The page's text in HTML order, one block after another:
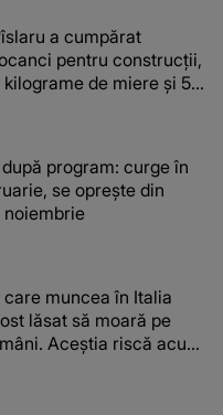
a cumpărat
pentru construcții,
de miere și 50
program: curge în
se oprește din
noiembrie
muncea în Italia
lăsat să moară pe
Aceștia riscă acum